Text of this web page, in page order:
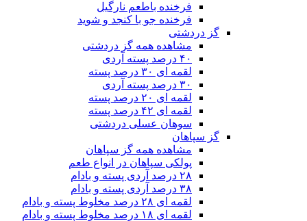
فرخنده باطعم نارگیل
فرخنده جو با کنجد و شوید
گز دردشتی
مشاهده همه گز دردشتی
۴۰ درصد پسته آردی
لقمه ای ۳۰ درصد پسته
۳۰ درصد پسته آردی
لقمه ای ۲۰ درصد پسته
لقمه ای ۴۲ درصد پسته
سوهان عسلی دردشتی
گز سپاهان
مشاهده همه گز سپاهان
پولکی سپاهان در انواع طعم
۲۸ درصد آردی پسته و بادام
۳۸ درصد آردی پسته و بادام
لقمه ای ۲۸ درصد مخلوط پسته و بادام
لقمه ای ۱۸ درصد مخلوط پسته و بادام